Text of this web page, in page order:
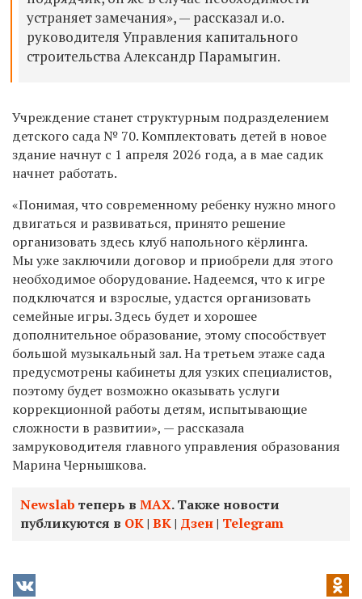
устраняет замечания», — рассказал и.о.
руководителя Управления капитального
строительства Александр Парамыгин.
Учреждение станет структурным подразделением
детского сада № 70. Комплектовать детей в новое
здание начнут с 1 апреля 2026 года, а в мае садик
начнет работать.
«Понимая, что современному ребенку нужно много
двигаться и развиваться, принято решение
организовать здесь клуб напольного кёрлинга.
Мы уже заключили договор и приобрели для этого
необходимое оборудование. Надеемся, что к игре
подключатся и взрослые, удастся организовать
семейные игры. Здесь будет и хорошее
дополнительное образование, этому способствует
большой музыкальный зал. На третьем этаже сада
предусмотрены кабинеты для узких специалистов,
поэтому будет возможно оказывать услуги
коррекционной работы детям, испытывающие
сложности в развитии», — рассказала
замруководителя главного управления образования
Марина Чернышкова.
Newslab теперь в МАХ. Также новости
публикуются в ОК| ВК| Дзен| Telegram